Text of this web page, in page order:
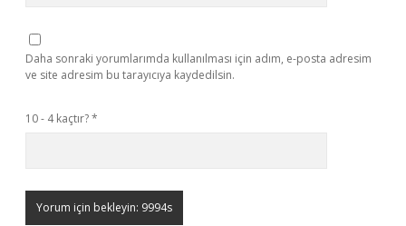
Daha sonraki yorumlarımda kullanılması için adım, e-posta adresim
ve site adresim bu tarayıcıya kaydedilsin.
10 - 4 kaçtır?*